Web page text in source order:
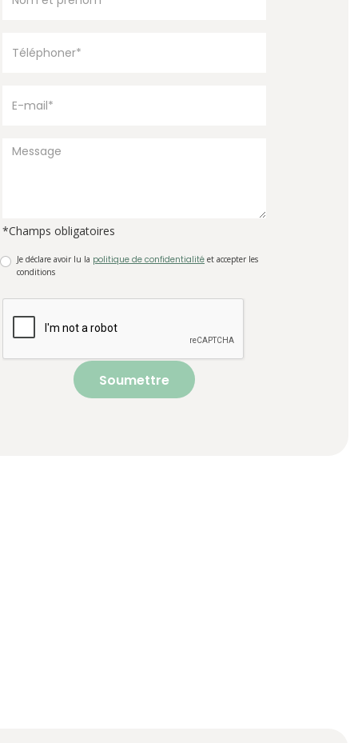
*Champs obligatoires
Je déclare avoir lu la politique de confidentialité et accepter les
conditions
Soumettre